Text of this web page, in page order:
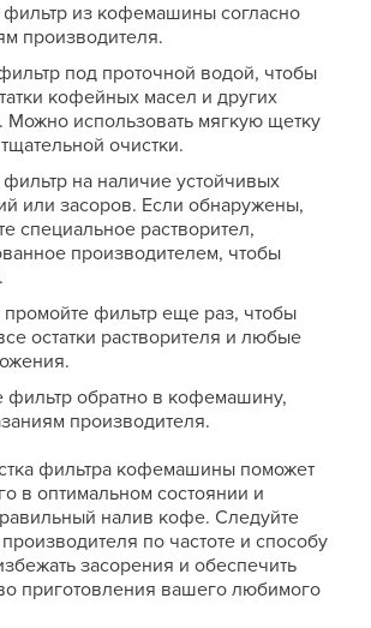
фильтр из кофемашины согласно
производителя.
под проточной водой, чтобы
кофейных масел и других
Можно использовать мягкую щетку
очистки.
на наличие устойчивых
или засоров. Если обнаружены,
специальное растворител,
производителем, чтобы
фильтр еще раз, чтобы
остатки растворителя и любые
фильтр обратно в кофемашину,
производителя.
фильтра кофемашины поможет
в оптимальном состоянии и
налив кофе. Следуйте
по частоте и способу
засорения и обеспечить
приготовления вашего любимого